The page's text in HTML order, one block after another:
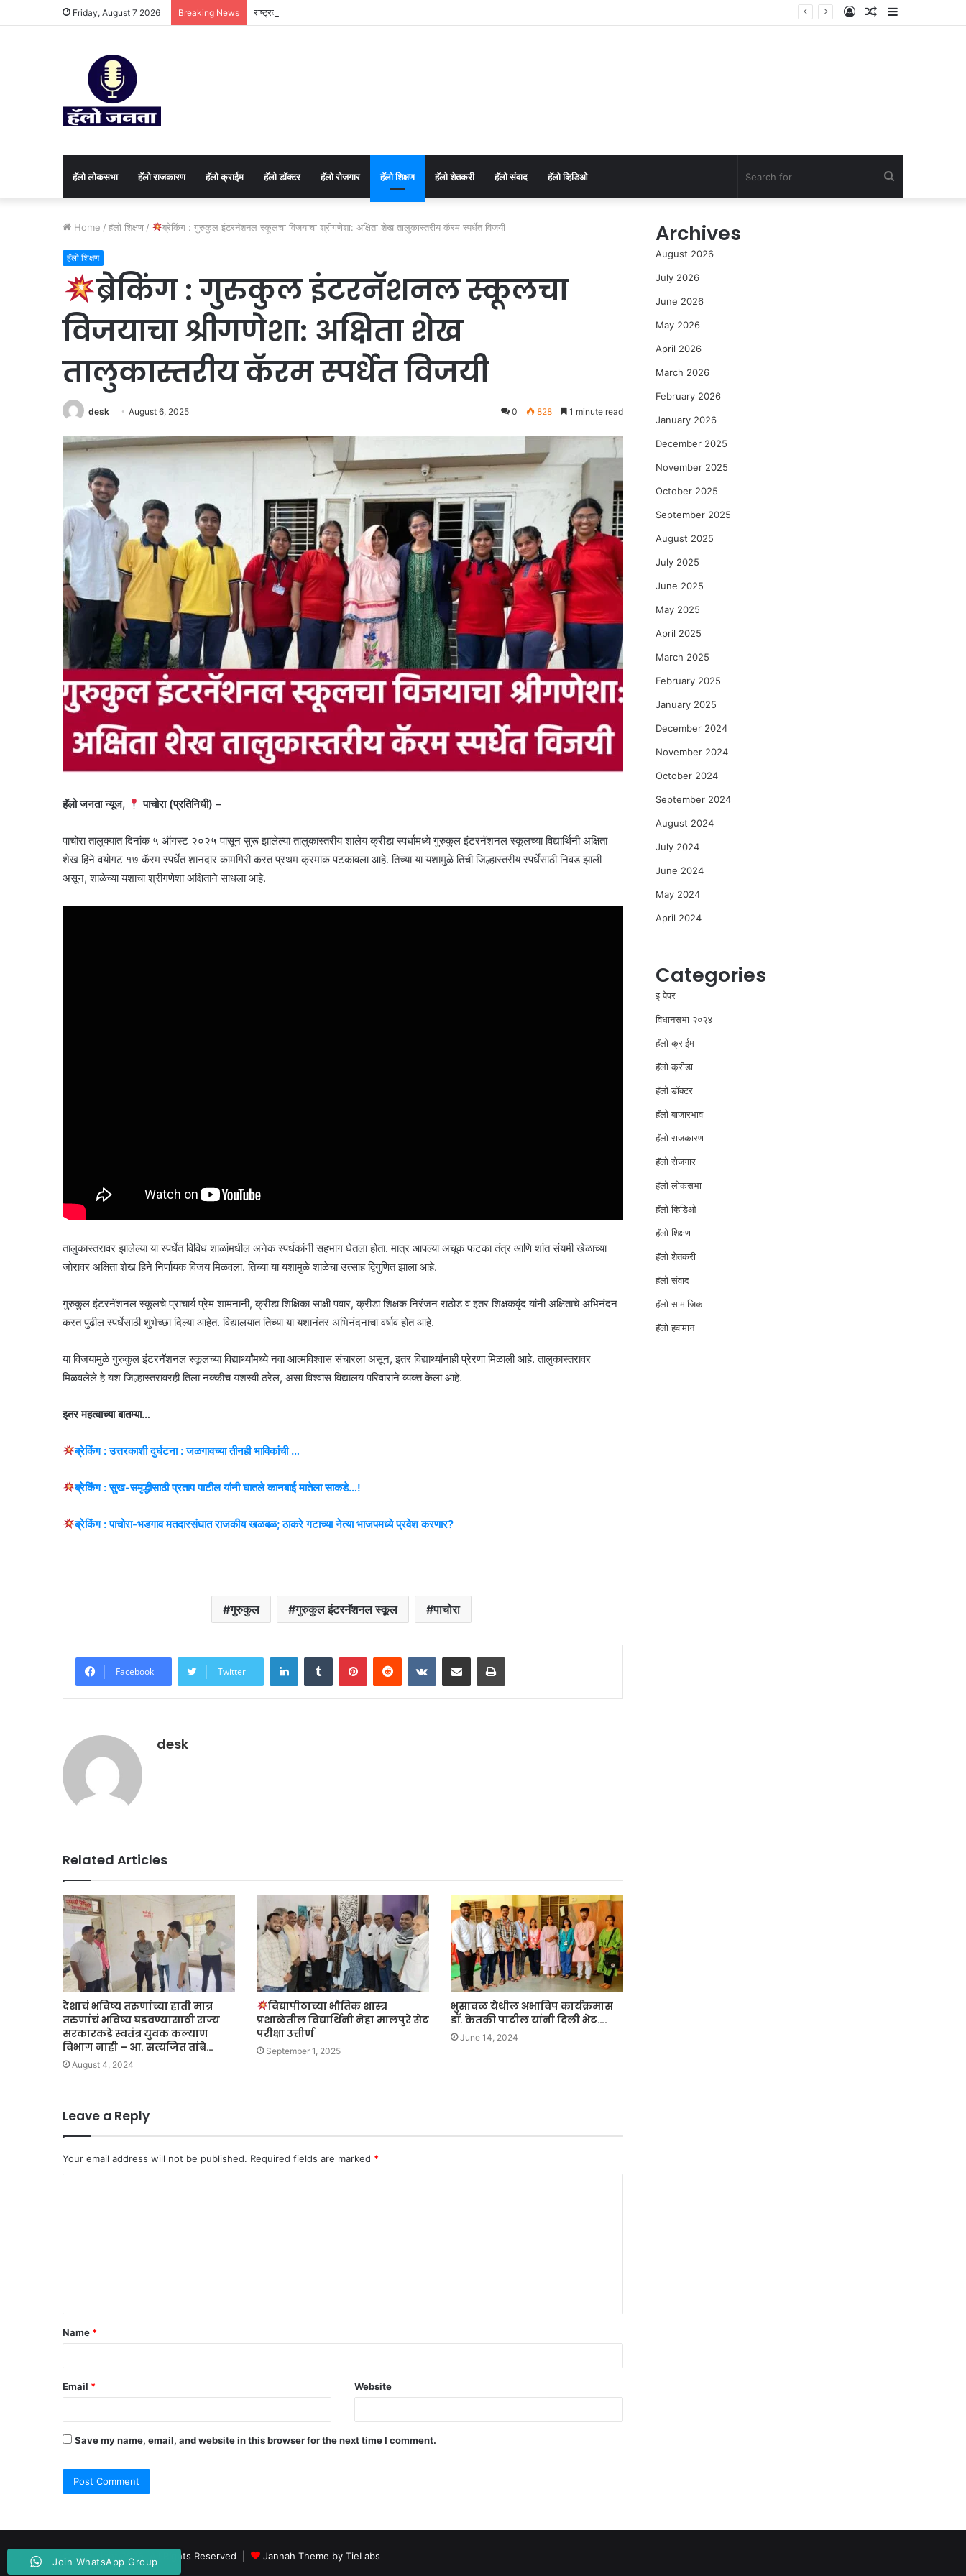
Friday, August 7 2026 Breaking News राष्ट्रवादी काँग्रेसच्या पाचोरा-भडगाव विधानसभा क्षेत्र प्रमुखपदी हर्षल पाटील यांची नियुक्ती. Sidebar
Random
Log
हॅलो लोकसभा हॅलो राजकारण ⁠हॅलो क्राईम हॅलो डॉक्टर ⁠हॅलो रोजगार हॅलो शिक्षण ⁠हॅलो शेतकरी ⁠हॅलो संवाद ⁠हॅलो व्हिडिओ
Home / हॅलो शिक्षण / ब्रेकिंग : गुरुकुल इंटरनॅशनल स्कूलचा विजयाचा श्रीगणेशा: अक्षिता शेख तालुकास्तरीय कॅरम स्पर्धेत विजयी
हॅलो शिक्षण
ब्रेकिंग : गुरुकुल इंटरनॅशनल स्कूलचा
विजयाचा श्रीगणेशा: अक्षिता शेख
तालुकास्तरीय कॅरम स्पर्धेत विजयी
desk August 6, 2025 0 828 1 minute read
हॅलो जनता न्यूज, पाचोरा (प्रतिनिधी) –
पाचोरा तालुक्यात दिनांक ५ ऑगस्ट २०२५ पासून सुरू झालेल्या तालुकास्तरीय शालेय क्रीडा स्पर्धांमध्ये गुरुकुल इंटरनॅशनल स्कूलच्या विद्यार्थिनी अक्षिता
शेख हिने वयोगट १७ कॅरम स्पर्धेत शानदार कामगिरी करत प्रथम क्रमांक पटकावला आहे. तिच्या या यशामुळे तिची जिल्हास्तरीय स्पर्धेसाठी निवड झाली
असून, शाळेच्या यशाचा श्रीगणेशा अक्षिताने साधला आहे.
तालुकास्तरावर झालेल्या या स्पर्धेत विविध शाळांमधील अनेक स्पर्धकांनी सहभाग घेतला होता. मात्र आपल्या अचूक फटका तंत्र आणि शांत संयमी खेळाच्या
जोरावर अक्षिता शेख हिने निर्णायक विजय मिळवला. तिच्या या यशामुळे शाळेचा उत्साह द्विगुणित झाला आहे.
गुरुकुल इंटरनॅशनल स्कूलचे प्राचार्य प्रेम शामनानी, क्रीडा शिक्षिका साक्षी पवार, क्रीडा शिक्षक निरंजन राठोड व इतर शिक्षकवृंद यांनी अक्षिताचे अभिनंदन
करत पुढील स्पर्धेसाठी शुभेच्छा दिल्या आहेत. विद्यालयात तिच्या या यशानंतर अभिनंदनाचा वर्षाव होत आहे.
या विजयामुळे गुरुकुल इंटरनॅशनल स्कूलच्या विद्यार्थ्यांमध्ये नवा आत्मविश्वास संचारला असून, इतर विद्यार्थ्यांनाही प्रेरणा मिळाली आहे. तालुकास्तरावर
मिळवलेले हे यश जिल्हास्तरावरही तिला नक्कीच यशस्वी ठरेल, असा विश्वास विद्यालय परिवाराने व्यक्त केला आहे.
इतर महत्वाच्या बातम्या…
ब्रेकिंग : उत्तरकाशी दुर्घटना : जळगावच्या तीनही भाविकांची …
ब्रेकिंग : सुख-समृद्धीसाठी प्रताप पाटील यांनी घातले कानबाई मातेला साकडे…!
ब्रेकिंग : पाचोरा-भडगाव मतदारसंघात राजकीय खळबळ; ठाकरे गटाच्या नेत्या भाजपमध्ये प्रवेश करणार?
गुरुकुल गुरुकुल इंटरनॅशनल स्कूल पाचोरा
Facebook Twitter
LinkedInTumblr PinterestReddit VKontakteShare via Email Print
desk
Related Articles
देशाचं भविष्य तरुणांच्या हाती मात्र
तरुणांचं भविष्य घडवण्यासाठी राज्य
सरकारकडे स्वतंत्र युवक कल्याण
विभाग नाही – आ. सत्यजित तांबे…
August 4, 2024
विद्यापीठाच्या भौतिक शास्त्र
प्रशाळेतील विद्यार्थिनी नेहा मालपुरे सेट
परीक्षा उत्तीर्ण
September 1, 2025
भुसावळ येथील अभाविप कार्यक्रमास
डॉ. केतकी पाटील यांनी दिली भेट….
June 14, 2024
Leave a Reply
Your email address will not be published. Required fields are marked *
t
*
Name *
Email * Website
Save my name, email, and website in this browser for the next time I comment.
Archives
August 2026
July 2026
June 2026
May 2026
April 2026
March 2026
February 2026
January 2026
December 2025
November 2025
October 2025
September 2025
August 2025
July 2025
June 2025
May 2025
April 2025
March 2025
February 2025
January 2025
December 2024
November 2024
October 2024
September 2024
August 2024
July 2024
June 2024
May 2024
April 2024
Categories
इ पेपर
विधानसभा २०२४
⁠हॅलो क्राईम
हॅलो क्रीडा
हॅलो डॉक्टर
हॅलो बाजारभाव
हॅलो राजकारण
⁠हॅलो रोजगार
हॅलो लोकसभा
⁠हॅलो व्हिडिओ
हॅलो शिक्षण
⁠हॅलो शेतकरी
⁠हॅलो संवाद
हॅलो सामाजिक
हॅलो हवामान
© Copyright 2026, All Rights Reserved | Jannah Theme by TieLabs
Join WhatsApp Group